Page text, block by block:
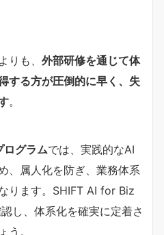
りも、 外部研修を通じて体
する方が圧倒的に早く、失
。
グラムでは、実践的なAI
、属人化を防ぎ、業務体系
ります。SHIFT AI for Biz
し、体系化を確実に定着さ
う。